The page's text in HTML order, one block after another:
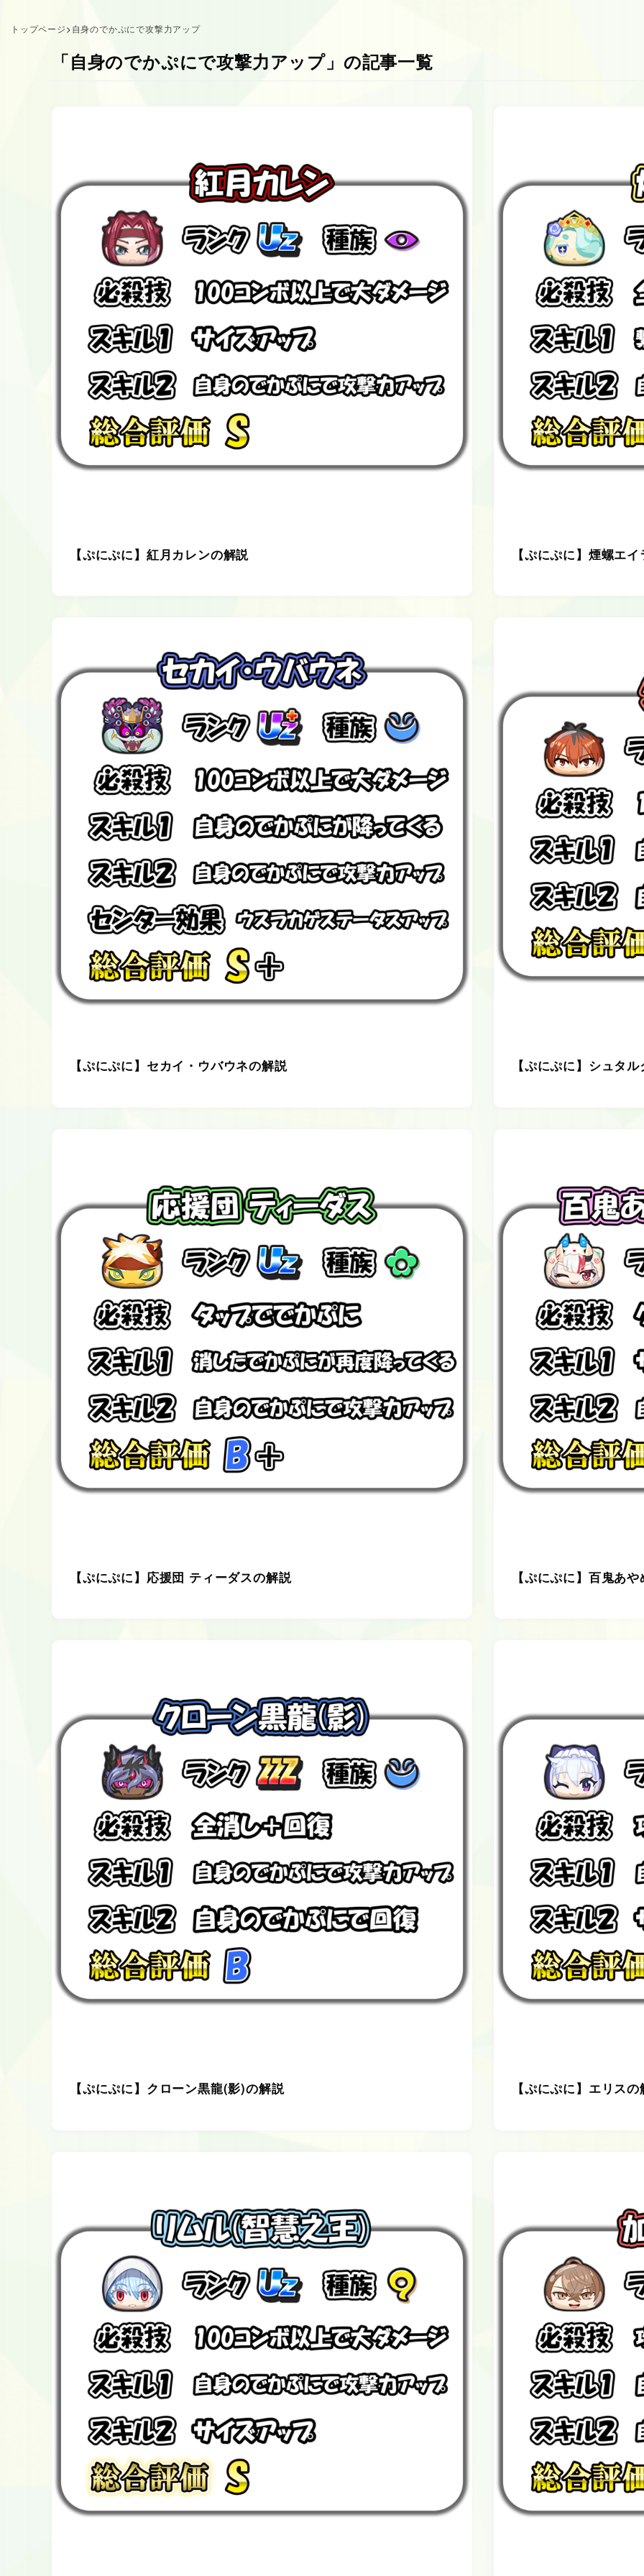
トップページ>自身のでかぷにで攻撃力アップ
「自身のでかぷにで攻撃力アップ」の記事一覧
【ぷにぷに】紅月カレンの解説 【ぷにぷに】煙螺エ
【ぷにぷに】セカイ・ウバウネの解説 【ぷにぷに】シュタ
【ぷにぷに】応援団 ティーダスの解説 【ぷにぷに】百鬼あ
【ぷにぷに】クローン黒龍(影)の解説 【ぷにぷに】エリス